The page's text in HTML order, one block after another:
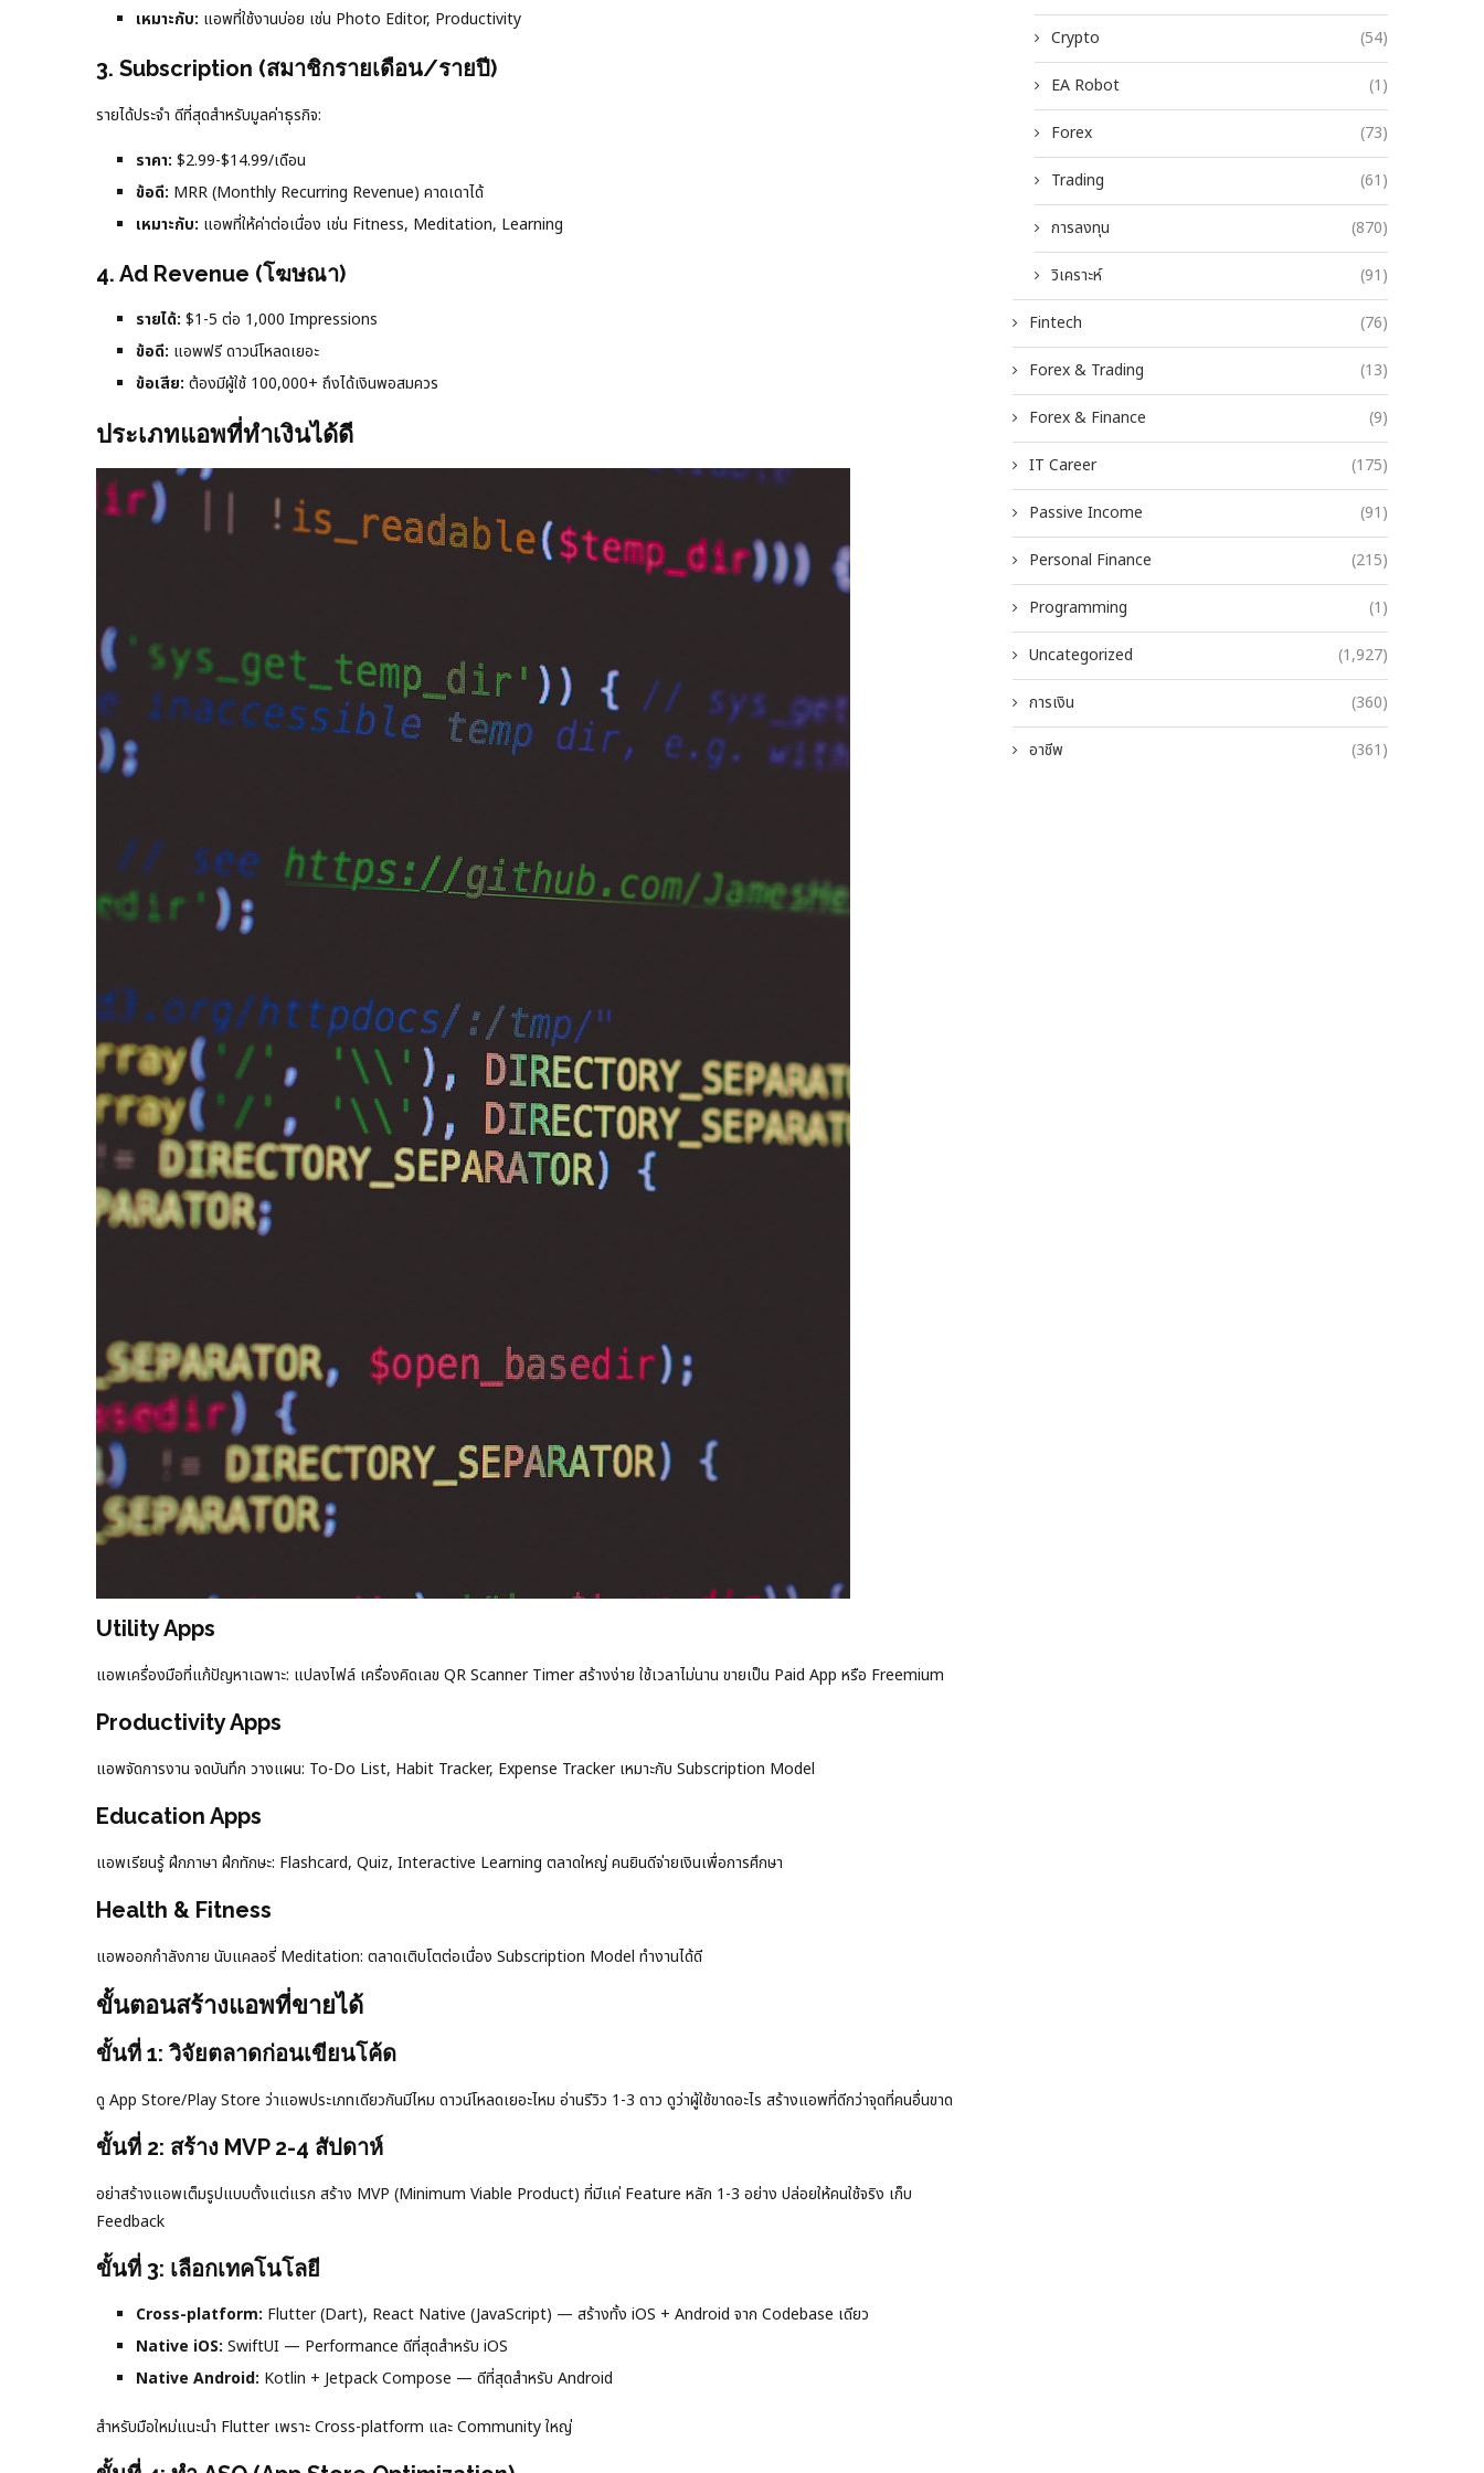
เหมาะกับ: แอพที่ใช้งานบ่อย เช่น Photo Editor, Productivity
3. Subscription (สมาชิกรายเดือน/รายปี)
รายได้ประจำ ดีที่สุดสำหรับมูลค่าธุรกิจ:
ราคา: $2.99-$14.99/เดือน
ข้อดี: MRR (Monthly Recurring Revenue) คาดเดาได้
เหมาะกับ: แอพที่ให้ค่าต่อเนื่อง เช่น Fitness, Meditation, Learning
4. Ad Revenue (โฆษณา)
รายได้: $1-5 ต่อ 1,000 Impressions
ข้อดี: แอพฟรี ดาวน์โหลดเยอะ
ข้อเสีย: ต้องมีผู้ใช้ 100,000+ ถึงได้เงินพอสมควร
ประเภทแอพที่ทำเงินได้ดี
Utility Apps
แอพเครื่องมือที่แก้ปัญหาเฉพาะ: แปลงไฟล์ เครื่องคิดเลข QR Scanner Timer สร้างง่าย ใช้เวลาไม่นาน ขายเป็น Paid App หรือ Freemium
Productivity Apps
แอพจัดการงาน จดบันทึก วางแผน: To-Do List, Habit Tracker, Expense Tracker เหมาะกับ Subscription Model
Education Apps
แอพเรียนรู้ ฝึกภาษา ฝึกทักษะ: Flashcard, Quiz, Interactive Learning ตลาดใหญ่ คนยินดีจ่ายเงินเพื่อการศึกษา
Health & Fitness
แอพออกกำลังกาย นับแคลอรี่ Meditation: ตลาดเติบโตต่อเนื่อง Subscription Model ทำงานได้ดี
ขั้นตอนสร้างแอพที่ขายได้
ขั้นที่ 1: วิจัยตลาดก่อนเขียนโค้ด
ดู App Store/Play Store ว่าแอพประเภทเดียวกันมีไหม ดาวน์โหลดเยอะไหม อ่านรีวิว 1-3 ดาว ดูว่าผู้ใช้ขาดอะไร สร้างแอพที่ดีกว่าจุดที่คนอื่นขาด
ขั้นที่ 2: สร้าง MVP 2-4 สัปดาห์
อย่าสร้างแอพเต็มรูปแบบตั้งแต่แรก สร้าง MVP (Minimum Viable Product) ที่มีแค่ Feature หลัก 1-3 อย่าง ปล่อยให้คนใช้จริง เก็บ
Feedback
ขั้นที่ 3: เลือกเทคโนโลยี
Cross-platform: Flutter (Dart), React Native (JavaScript) — สร้างทั้ง iOS + Android จาก Codebase เดียว
Native iOS: SwiftUI — Performance ดีที่สุดสำหรับ iOS
Native Android: Kotlin + Jetpack Compose — ดีที่สุดสำหรับ Android
สำหรับมือใหม่แนะนำ Flutter เพราะ Cross-platform และ Community ใหญ่
Crypto (54)
EA Robot (1)
Forex (73)
Trading (61)
การลงทุน (870)
วิเคราะห์ (91)
Fintech (76)
Forex & Trading (13)
Forex & Finance (9)
IT Career (175)
Passive Income (91)
Personal Finance (215)
Programming (1)
Uncategorized (1,927)
การเงิน (360)
อาชีพ (361)